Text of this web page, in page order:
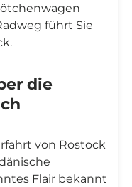
führt Sie
die
von Rostock
Flair bekannt